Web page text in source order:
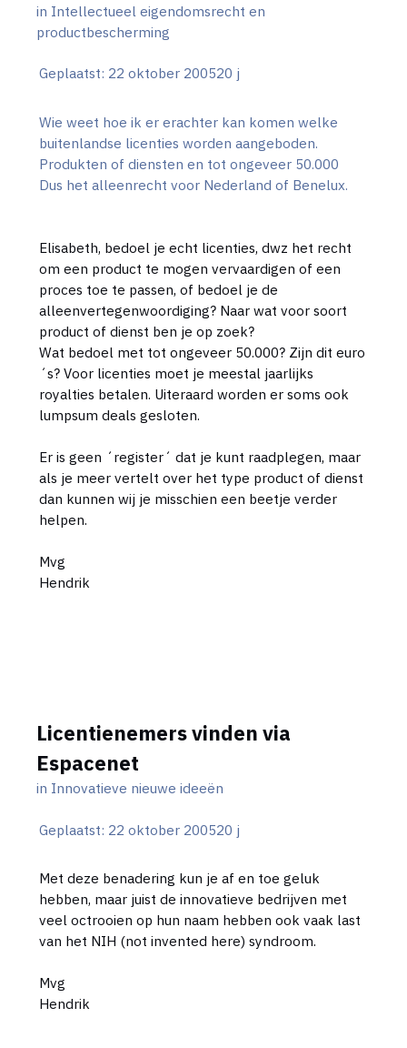
in Intellectueel eigendomsrecht en
productbescherming
Geplaatst: 22 oktober 200520 j
Wie weet hoe ik er erachter kan komen welke
buitenlandse licenties worden aangeboden.
Produkten of diensten en tot ongeveer 50.000
Dus het alleenrecht voor Nederland of Benelux.
Elisabeth, bedoel je echt licenties, dwz het recht
om een product te mogen vervaardigen of een
proces toe te passen, of bedoel je de
alleenvertegenwoordiging? Naar wat voor soort
product of dienst ben je op zoek?
Wat bedoel met tot ongeveer 50.000? Zijn dit euro
´s? Voor licenties moet je meestal jaarlijks
royalties betalen. Uiteraard worden er soms ook
lumpsum deals gesloten.
Er is geen ´register´ dat je kunt raadplegen, maar
als je meer vertelt over het type product of dienst
dan kunnen wij je misschien een beetje verder
helpen.
Mvg
Hendrik
Licentienemers vinden via
Espacenet
in Innovatieve nieuwe ideeën
Geplaatst: 22 oktober 200520 j
Met deze benadering kun je af en toe geluk
hebben, maar juist de innovatieve bedrijven met
veel octrooien op hun naam hebben ook vaak last
van het NIH (not invented here) syndroom.
Mvg
Hendrik